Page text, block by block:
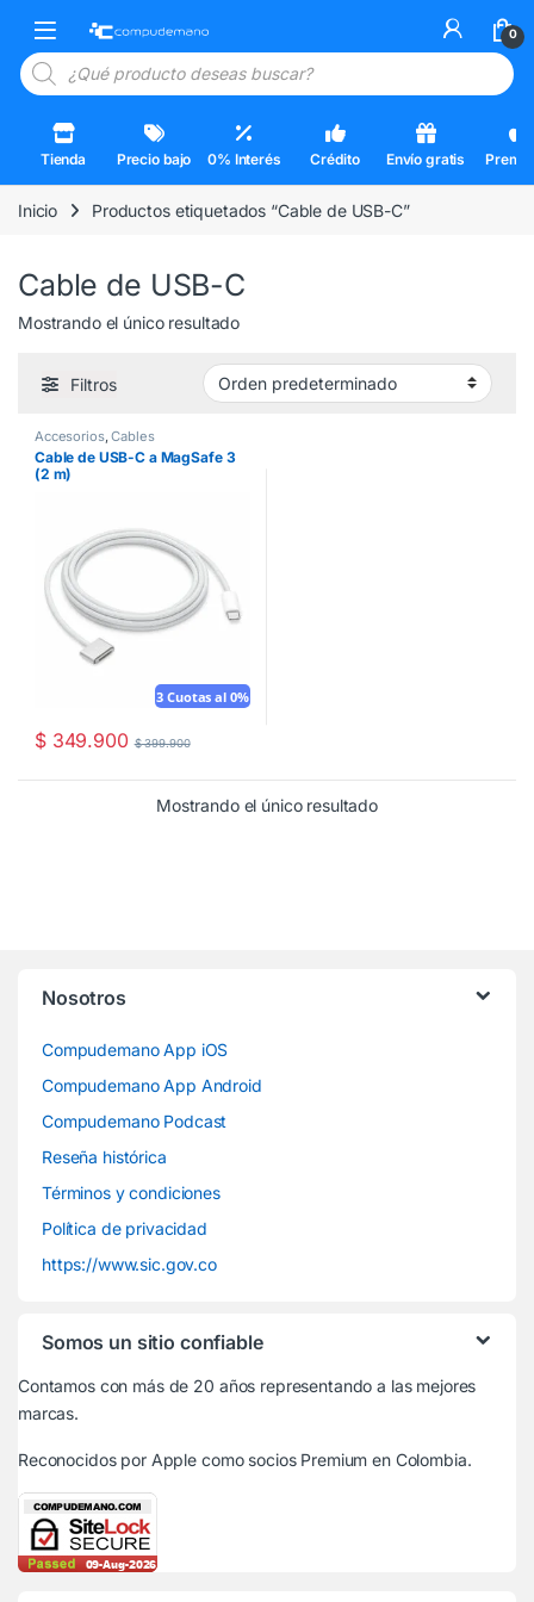
Open 0
Búsqueda de productos
Tienda Precio bajo 0% Interés Crédito Envío gratis
Inicio Productos etiquetados “Cable de USB-C”
Cable de USB-C
Mostrando el único resultado
Filtros
Accesorios,Cables
Cable de USB-C a MagSafe 3
(2 m)
3 Cuotas al 0%
$349.900 $399.900
Mostrando el único resultado
Nosotros
Compudemano App iOS
Compudemano App Android
Compudemano Podcast
Reseña histórica
Términos y condiciones
Política de privacidad
https://www.sic.gov.co
Somos un sitio confiable
Contamos con más de 20 años representando a las mejores
marcas.
Reconocidos por Apple como socios Premium en Colombia.